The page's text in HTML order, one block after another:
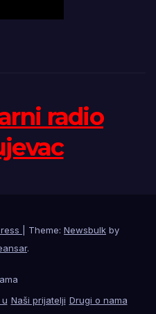
radio
Theme: Newsbulk by
.
u Naši prijatelji Drugi o nama